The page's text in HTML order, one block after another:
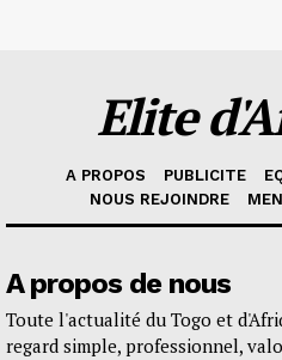
Elite
A PROPOS PUBLICITE
NOUS REJOINDRE
A propos de nous
Toute l'actualité du Togo et
regard simple, professionnel,